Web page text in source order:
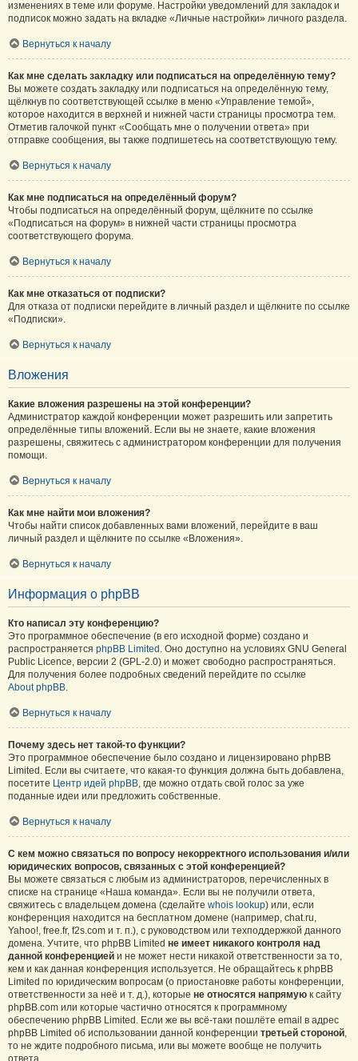
изменениях в теме или форуме. Настройки уведомлений для закладок и
подписок можно задать на вкладке «Личные настройки» личного раздела.
Вернуться к началу
Как мне сделать закладку или подписаться на определённую тему?
Вы можете создать закладку или подписаться на определённую тему,
щёлкнув по соответствующей ссылке в меню «Управление темой»,
которое находится в верхней и нижней части страницы просмотра тем.
Отметив галочкой пункт «Сообщать мне о получении ответа» при
отправке сообщения, вы также подпишетесь на соответствующую тему.
Вернуться к началу
Как мне подписаться на определённый форум?
Чтобы подписаться на определённый форум, щёлкните по ссылке
«Подписаться на форум» в нижней части страницы просмотра
соответствующего форума.
Вернуться к началу
Как мне отказаться от подписки?
Для отказа от подписки перейдите в личный раздел и щёлкните по ссылке
«Подписки».
Вернуться к началу
Вложения
Какие вложения разрешены на этой конференции?
Администратор каждой конференции может разрешить или запретить
определённые типы вложений. Если вы не знаете, какие вложения
разрешены, свяжитесь с администратором конференции для получения
помощи.
Вернуться к началу
Как мне найти мои вложения?
Чтобы найти список добавленных вами вложений, перейдите в ваш
личный раздел и щёлкните по ссылке «Вложения».
Вернуться к началу
Информация о phpBB
Кто написал эту конференцию?
Это программное обеспечение (в его исходной форме) создано и
распространяется phpBB Limited . Оно доступно на условиях GNU General
Public Licence, версии 2 (GPL-2.0) и может свободно распространяться.
Для получения более подробных сведений перейдите по ссылке
About phpBB.
Вернуться к началу
Почему здесь нет такой-то функции?
Это программное обеспечение было создано и лицензировано phpBB
Limited. Если вы считаете, что какая-то функция должна быть добавлена,
посетите Центр идей phpBB, где можно отдать свой голос за уже
поданные идеи или предложить собственные.
Вернуться к началу
С кем можно связаться по вопросу некорректного использования и/или
юридических вопросов, связанных с этой конференцией?
Вы можете связаться с любым из администраторов, перечисленных в
списке на странице «Наша команда». Если вы не получили ответа,
свяжитесь с владельцем домена (сделайте whois lookup) или, если
конференция находится на бесплатном домене (например, chat.ru,
Yahoo!, free.fr, f2s.com и т. п.), с руководством или техподдержкой данного
домена. Учтите, что phpBB Limited не имеет никакого контроля над
данной конференцией и не может нести никакой ответственности за то,
кем и как данная конференция используется. Не обращайтесь к phpBB
Limited по юридическим вопросам (о приостановке работы конференции,
ответственности за неё и т. д.), которые не относятся напрямую к сайту
phpBB.com или которые частично относятся к программному
обеспечению phpBB Limited. Если же вы всё-таки пошлёте email в адрес
phpBB Limited об использовании данной конференции третьей стороной,
то не ждите подробного письма, или вы можете вообще не получить
ответа.